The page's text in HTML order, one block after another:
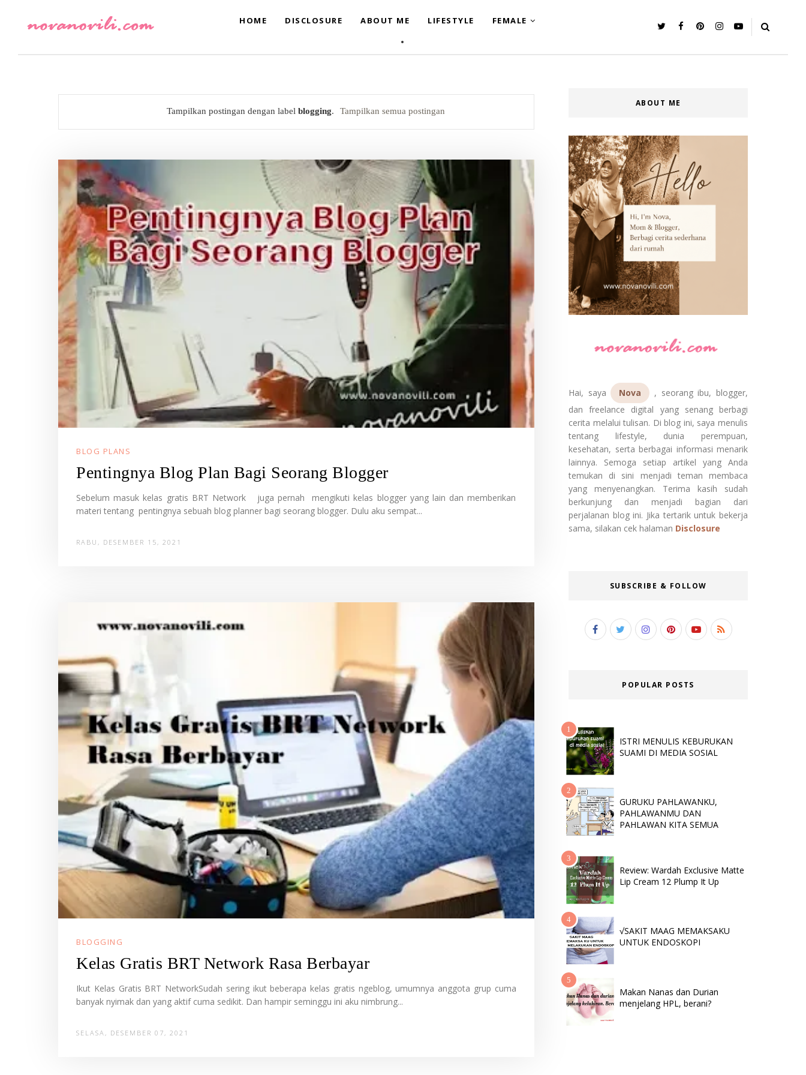
HOME DISCLOSURE ABOUT ME LIFESTYLE FEMALE
Tampilkan postingan dengan label blogging. Tampilkan semua postingan
BLOG PLANS
Pentingnya Blog Plan Bagi Seorang Blogger
Sebelum masuk kelas gratis BRT Network juga pernah mengikuti kelas blogger yang lain dan memberikan
materi tentang pentingnya sebuah blog planner bagi seorang blogger. Dulu aku sempat...
RABU, DESEMBER 15, 2021
BLOGGING
Kelas Gratis BRT Network Rasa Berbayar
Ikut Kelas Gratis BRT NetworkSudah sering ikut beberapa kelas gratis ngeblog, umumnya anggota grup cuma
banyak nyimak dan yang aktif cuma sedikit. Dan hampir seminggu ini aku nimbrung...
SELASA, DESEMBER 07, 2021
ABOUT ME
Hai, saya Nova
, seorang ibu, blogger,
dan freelance digital yang senang berbagi
cerita melalui tulisan. Di blog ini, saya menulis
tentang lifestyle, dunia perempuan,
kesehatan, serta berbagai informasi menarik
lainnya. Semoga setiap artikel yang Anda
temukan di sini menjadi teman membaca
yang menyenangkan. Terima kasih sudah
berkunjung dan menjadi bagian dari
perjalanan blog ini. Jika tertarik untuk bekerja
sama, silakan cek halaman Disclosure
SUBSCRIBE & FOLLOW
POPULAR POSTS
ISTRI MENULIS KEBURUKAN
SUAMI DI MEDIA SOSIAL
GURUKU PAHLAWANKU,
PAHLAWANMU DAN
PAHLAWAN KITA SEMUA
Review: Wardah Exclusive Matte
Lip Cream 12 Plump It Up
√SAKIT MAAG MEMAKSAKU
UNTUK ENDOSKOPI
Makan Nanas dan Durian
menjelang HPL, berani?